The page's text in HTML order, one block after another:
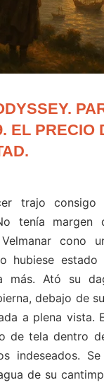
EL PRECIO
trajo
tenía margen
cono
hubiese estado
más. Ató su
debajo de
a plena vista.
de tela dentro
indeseados.
de su